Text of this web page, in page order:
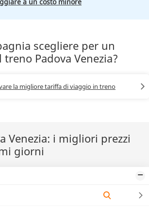
scegliere per un
Padova Venezia?
la migliore tariffa di viaggio in treno
Venezia: i migliori prezzi
giorni